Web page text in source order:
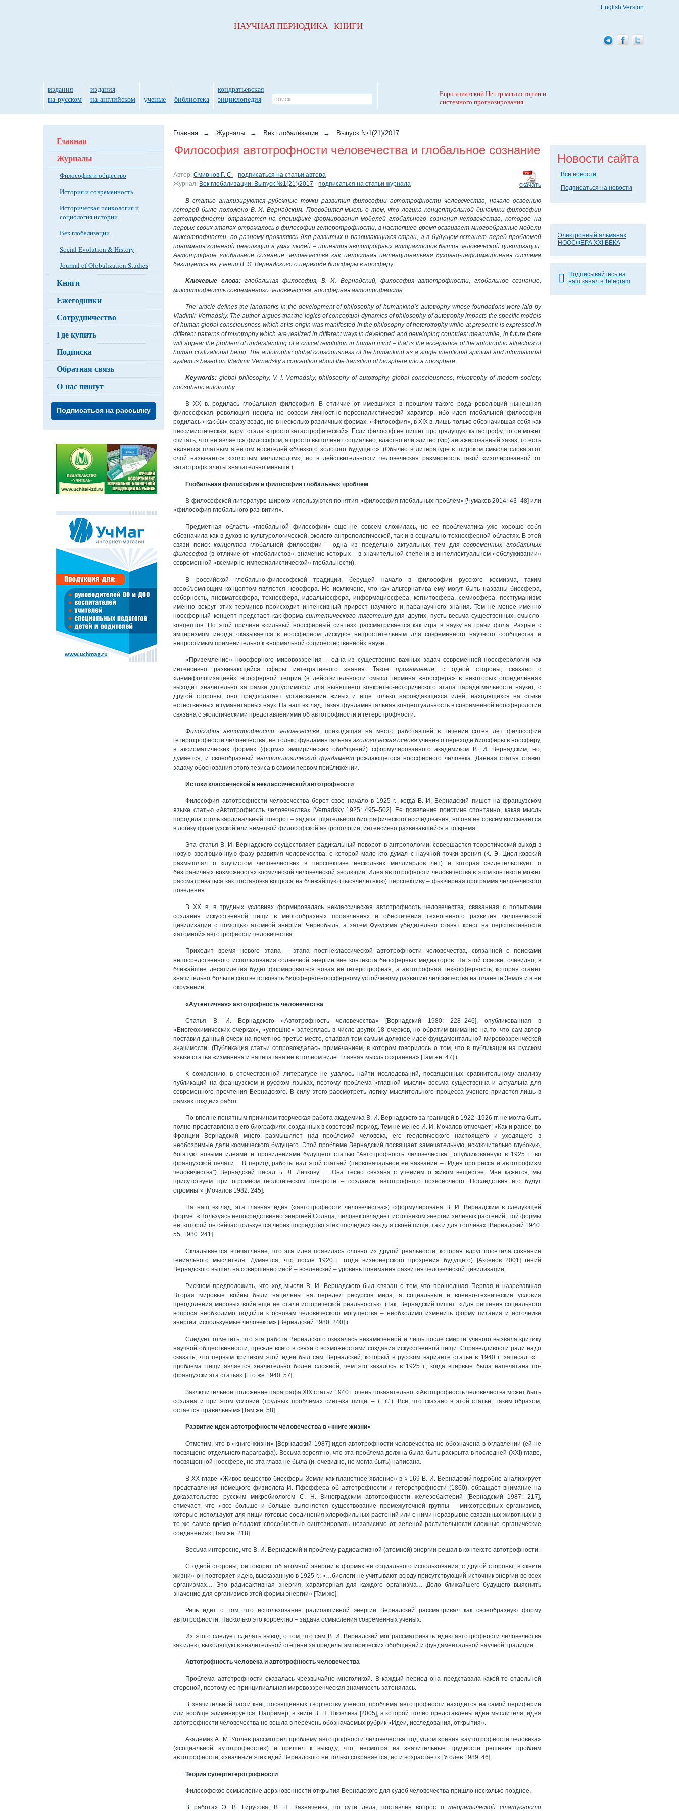
Главная → Журналы → Век глобализации → Выпуск №1(21)/2017
Философия автотрофности человечества и глобальное сознание
скачать
Автор: Смирнов Г. С. -подписаться на статьи автора
Журнал: Век глобализации. Выпуск №1(21)/2017 -подписаться на статьи журнала
В статье анализируются рубежные точки развития философии автотрофности человечества, начало освоению
которой было положено В. И. Вернадским. Проводится мысль о том, что логика концептуальной динамики философии
автотрофности отражается на специфике формирования моделей глобального сознания человечества, которое на
первых своих этапах отражалось в философии гетеротрофности, в настоящее время осваивает многообразные модели
миксотрофности, по-разному проявляясь для развитых и развивающихся стран, а в будущем встанет перед проблемой
понимания коренной революции в умах людей – принятия автотрофных аттракторов бытия человеческой цивилизации.
Автотрофное глобальное сознание человечества как целостная интенциональная духовно-информационная система
базируется на учении В. И. Вернадского о переходе биосферы в ноосферу.
Kлючевые слова: глобальная философия, В. И. Вернадский, философия автотрофности, глобальное сознание,
миксотрофность современного человечества, ноосферная автотрофность.
The article defines the landmarks in the development of philosophy of humankind’s autotrophy whose foundations were laid by
Vladimir Vernadsky. The author argues that the logics of conceptual dynamics of philosophy of autotrophy impacts the specific models
of human global consciousness which at its origin was manifested in the philosophy of heterotrophy while at present it is expressed in
different patterns of mixotrophy which are realized in different ways in developed and developing countries; meanwhile, in future there
will appear the problem of understanding of a critical revolution in human mind – that is the acceptance of the autotrophic attractors of
human civilizational being. The autotrophic global consciousness of the humankind as a single intentional spiritual and informational
system is based on Vladimir Vernadsky’s conception about the transition of biosphere into a noosphere.
Keywords: global philosophy, V. I. Vernadsky, philosophy of autotrophy, global consciousness, mixotrophy of modern society,
noospheric autotrophy.
В ХХ в. родилась глобальная философия. В отличие от имевшихся в прошлом такого рода революций нынешняя
философская революция носила не совсем личностно-персоналистический характер, ибо идея глобальной философии
родилась «как бы» сразу везде, но в несколько различных формах. «Философия», в XIX в. лишь только обозначившая себя как
пессимистическая, вдруг стала «просто катастрофической». Если философ не пишет про грядущую катастрофу, то он может
считать, что не является философом, а просто выполняет социально, властно или элитно (vip) ангажированный заказ, то есть
является платным агентом носителей «близкого золотого будущего». (Обычно в литературе в широком смысле слова этот
слой называется «золотым миллиардом», но в действительности человеческая размерность такой «изолированной от
катастроф» элиты значительно меньше.)
Глобальная философия и философия глобальных проблем
В философской литературе широко используются понятия «философия глобальных проблем» [Чумаков 2014: 43–48] или
«философия глобального раз-вития».
Предметная область «глобальной философии» еще не совсем сложилась, но ее проблематика уже хорошо себя
обозначила как в духовно-культурологической, эколого-антропологической, так и в социально-техносферной областях. В этой
связи поискконцептов глобальной философии – одна из предельно актуальных тем длясовременных глобальных
философов (в отличие от «глобалистов», значение которых – в значительной степени в интеллектуальном «обслуживании»
современной «всемирно-империалистической» глобальности).
В российской глобально-философской традиции, берущей начало в философии русского космизма, таким
всеобъемлющим концептом является ноосфера. Не исключено, что как альтернатива ему могут быть названы биосфера,
соборность, пневматосфера, техносфера, идеальносфера, информациосфера, когнитосфера, семиосфера, постгуманизм:
именно вокруг этих терминов происходит интенсивный прирост научного и паранаучного знания. Тем не менее именно
ноосферный концепт предстает как формасинтетического тяготения для других, пусть весьма существенных, смысло-
концептов. По этой причине «сильный ноосферный синтез» рассматривается как игра в науку на грани фола. Разрыв с
эмпиризмом иногда оказывается в ноосферном дискурсе непростительным для современного научного сообщества и
непростимым применительно к «нормальной социоестественной» науке.
«Приземление» ноосферного мировоззрения – одна из существенно важных задач современной ноосферологии как
интенсивно развивающейся сферы интегративного знания. Такое приземление, с одной стороны, связано с
«демифологизацией» ноосферной теории (в действительности смысл термина «ноосфера» в некоторых определениях
выходит значительно за рамки допустимости для нынешнего конкретно-исторического этапа парадигмальности науки), с
другой стороны, оно предполагает установление живых и еще только нарождающихся идей, находящихся на стыке
естественных и гуманитарных наук. На наш взгляд, такая фундаментальная концептуальность в современной ноосферологии
связана с экологическими представлениями об автотрофности и гетеротрофности.
Философия автотрофности человечества, приходящая на место работавшей в течение сотен лет философии
гетеротрофности человечества, не только фундаментальная экологическая основаучения о переходе биосферы в ноосферу,
в аксиоматических формах (формах эмпирических обобщений) сформулированного академиком В. И. Вернадским, но,
думается, и своеобразный антропологический фундаментрождающегося ноосферного человека. Данная статья ставит
задачу обоснования этого тезиса в самом первом приближении.
Истоки классической и неклассической автотрофности
Философия автотрофности человечества берет свое начало в 1925 г., когда В. И. Вернадский пишет на французском
языке статью «Автотрофность человечества» [Vernadsky 1925: 495–502]. Ее появление поистине спонтанно, какая мысль
породила столь кардинальный поворот – задача тщательного биографического исследования, но она не совсем вписывается
в логику французской или немецкой философской антропологии, интенсивно развивавшейся в то время.
Эта статья В. И. Вернадского осуществляет радикальный поворот в антропологии: совершается теоретический выход в
новую эволюционную фазу развития человечества, о которой мало кто думал с научной точки зрения (К. Э. Циол-ковский
размышлял о «лучистом человечестве» в перспективе нескольких миллиардов лет) и которая свидетельствует о
безграничных возможностях космической человеческой эволюции. Идея автотрофности человечества в этом контексте может
рассматриваться как постановка вопроса на ближайшую (тысячелетнюю) перспективу – фьючерная программа человеческого
поведения.
В ХХ в. в трудных условиях формировалась неклассическая автотрофность человечества, связанная с попытками
создания искусственной пищи в многообразных проявлениях и обеспечения техногенного развития человеческой
цивилизации с помощью атомной энергии. Чернобыль, а затем Фукусима убедительно ставят крест на перспективности
«атомной» автотрофности человечества.
Приходит время нового этапа – этапа постнеклассической автотрофности человечества, связанной с поисками
непосредственного использования солнечной энергии вне контекста биосферных медиаторов. На этой основе, очевидно, в
ближайшие десятилетия будет формироваться новая не гетеротрофная, а автотрофная техносферность, которая станет
значительно больше соответствовать биосферно-ноосферному устойчивому развитию человечества на планете Земля и в ее
окружении.
«Аутентичная» автотрофность человечества
Статья В. И. Вернадского «Автотрофность человечества» [Вернадский 1980: 228–246], опубликованная в
«Биогеохимических очерках», «успешно» затерялась в числе других 18 очерков, но обратим внимание на то, что сам автор
поставил данный очерк на почетное третье место, отдавая тем самым должное идее фундаментальной мировоззренческой
значимости. (Публикация статьи сопровождалась примечанием, в котором говорилось о том, что в публикации на русском
языке статья «изменена и напечатана не в полном виде. Главная мысль сохранена» [Там же: 47].)
К сожалению, в отечественной литературе не удалось найти исследований, посвященных сравнительному анализу
публикаций на французском и русском языках, поэтому проблема «главной мысли» весьма существенна и актуальна для
современного прочтения Вернадского. В силу этого рассмотреть логику мыслительного процесса ученого придется лишь в
рамках поздних работ.
По вполне понятным причинам творческая работа академика В. И. Вернадского за границей в 1922–1926 гг. не могла быть
полно представлена в его биографиях, созданных в советский период. Тем не менее И. И. Мочалов отмечает: «Как и ранее, во
Франции Вернадский много размышляет над проблемой человека, его геологического настоящего и уходящего в
необозримые дали космического будущего. Этой проблеме Вернадский посвящает замечательную, исключительно глубокую,
богатую новыми идеями и провидениями будущего статью “Автотрофность человечества”, опубликованную в 1925 г. во
французской печати… В период работы над этой статьей (первоначальное ее название – “Идея прогресса и автотрофизм
человечества”) Вернадский писал Б. Л. Личкову: “…Она тесно связана с учением о живом веществе. Мне кажется, мы
присутствуем при огромном геологическом повороте – создании автотрофного позвоночного. Последствия его будут
огромны”» [Мочалов 1982: 245].
На наш взгляд, эта главная идея («автотрофности человечества») сформулирована В. И. Вернадским в следующей
форме: «Пользуясь непосредственно энергией Солнца, человек овладеет источником энергии зеленых растений, той формы
ее, которой он сейчас пользуется через посредство этих последних как для своей пищи, так и для топлива» [Вернадский 1940:
55; 1980: 241].
Складывается впечатление, что эта идея появилась словно из другой реальности, которая вдруг посетила сознание
гениального мыслителя. Думается, что после 1920 г. (года визионерского прозрения будущего) [Аксенов 2001] гений
Вернадского вышел на совершенно иной – вселенский – уровень понимания развития человеческой цивилизации.
Рискнем предположить, что ход мысли В. И. Вернадского был связан с тем, что прошедшая Первая и назревавшая
Вторая мировые войны были нацелены на передел ресурсов мира, а социальные и военно-технические условия
преодоления мировых войн еще не стали исторической реальностью. (Так, Вернадский пишет: «Для решения социального
вопроса необходимо подойти к основам человеческого могущества – необходимо изменить форму питания и источники
энергии, используемые человеком» [Вернадский 1980: 240].)
Следует отметить, что эта работа Вернадского оказалась незамеченной и лишь после смерти ученого вызвала критику
научной общественности, прежде всего в связи с возможностями создания искусственной пищи. Справедливости ради надо
сказать, что первым критиком этой идеи был сам Вернадский, который в русском варианте статьи в 1940 г. записал: «…
проблема пищи является значительно более сложной, чем это казалось в 1925 г., когда впервые была напечатана по-
французски эта статья» [Его же 1940: 57].
Заключительное положение параграфа XIX статьи 1940 г. очень показательно: «Автотрофность человечества может быть
создана и при этом условии (трудных проблемах синтеза пищи. – Г. С.). Все, что сказано в этой статье, таким образом,
остается правильным» [Там же: 58].
Развитие идеи автотрофности человечества в «книге жизни»
Отметим, что в «книге жизни» [Вернадский 1987] идея автотрофности человечества не обозначена в оглавлении (ей не
посвящено отдельного параграфа). Весьма вероятно, что эта проблема должна была быть раскрыта в последней (XXI) главе,
посвященной ноосфере, но эта глава не была (и, очевидно, не могла быть) написана.
В ХХ главе «Живое вещество биосферы Земли как планетное явление» в § 169 В. И. Вернадский подробно анализирует
представления немецкого физиолога И. Пфеффера об автотрофности и гетеротрофности (1860), обращает внимание на
доказательство русским микробиологом С. Н. Виноградским автотрофности железобактерий [Вернадский 1987: 217],
отмечает, что «все больше и больше выясняется существование промежуточной группы – миксотрофных организмов,
которые используют для пищи готовые соединения хлорофильных растений или с ними неразрывно связанных животных и в
то же самое время обладают способностью синтезировать независимо от зеленой растительности сложные органические
соединения» [Там же: 218].
Весьма интересно, что В. И. Вернадский и проблему радиоактивной (атомной) энергии решал в контексте автотрофности.
С одной стороны, он говорит об атомной энергии в формах ее социального использования, с другой стороны, в «книге
жизни» он повторяет идею, высказанную в 1925 г.: «…биологи не учитывают всюду присутствующий источник энергии во всех
организмах… Это радиоактивная энергия, характерная для каждого организма… Дело ближайшего будущего выяснить
значение для организмов этой формы энергии» [Там же].
Речь идет о том, что использование радиоактивной энергии Вернадский рассматривал как своеобразную форму
автотрофности. Насколько это корректно – задача осмысления современных ученых.
Из этого следует сделать вывод о том, что сам В. И. Вернадский мог рассматривать идею автотрофности человечества
как идею, выходящую в значительной степени за пределы эмпирических обобщений и фундаментальной научной традиции.
Автотрофность человека и автотрофность человечества
Проблема автотрофности оказалась чрезвычайно многоликой. В каждый период она представала какой-то отдельной
стороной, поэтому ее принципиальная мировоззренческая значимость затенялась.
В значительной части книг, посвященных творчеству ученого, проблема автотрофности находится на самой периферии
или вообще элиминируется. Например, в книге В. П. Яковлева [2005], в которой полно представлены идеи мыслителя, идея
автотрофности человечества не вошла в перечень обозначаемых рубрик «Идеи, исследования, открытия».
Академик А. М. Уголев рассмотрел проблему автотрофности человечества под углом зрения «аутотрофности человека»
(«социальной аутотрофности») и пришел к выводу, что, несмотря на значительные трудности решения проблем
автотрофности, «значение этих идей Вернадского не только сохраняется, но и возрастает» [Уголев 1989: 46].
Теория супергетеротрофности
Философское осмысление дерзновенности открытия Вернадского для судеб человечества пришло несколько позднее.
В работах Э. В. Гирусова, В. П. Казначеева, по сути дела, поставлен вопрос о теоретической статусности
Главная
Журналы
Философия и общество
История и современность
Историческая психология и
социология истории
Век глобализации
Social Evolution & History
Journal of Globalization Studies
Книги
Ежегодники
Сотрудничество
Где купить
Подписка
Обратная связь
О нас пишут
Подписаться на рассылку
Новости сайта
Все новости
Подписаться на новости
Электронный альманах
НООСФЕРА XXI ВЕКА
Подписывайтесь на
наш канал в Telegram
НАУЧНАЯ ПЕРИОДИКА КНИГИ
издания
на русском
издания
на английском
ученые библиотека
кондратьевская
энциклопедия
Евро-азиатский Центр мегаистории и
системного прогнозирования
English Version